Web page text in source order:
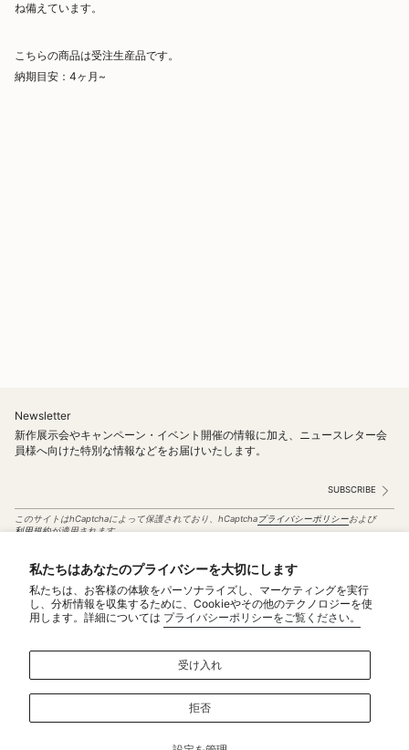
私たちはあなたのプライバシーを大切にします
私たちは、お客様の体験をパーソナライズし、マーケティングを実行
し、分析情報を収集するために、Cookieやその他のテクノロジーを使
用します。詳細については プライバシーポリシーをご覧ください。
受け入れ
拒否
ね備えています。
こちらの商品は受注生産品です。
納期目安：4ヶ月~
Newsletter
新作展示会やキャンペーン・イベント開催の情報に加え、ニュースレター会
員様へ向けた特別な情報などをお届けいたします。
SUBSCRIBE
このサイトはhCaptchaによって保護されており、hCaptchaプライバシーポリシーおよび
利用規約が適用されます。
Service
MAINTENANCE＆REPAIRS
CONTACT US
Policy